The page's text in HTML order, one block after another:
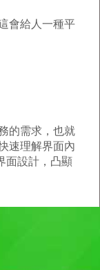
會給人一種平
的需求，也就
速理解界面內
面設計，凸顯